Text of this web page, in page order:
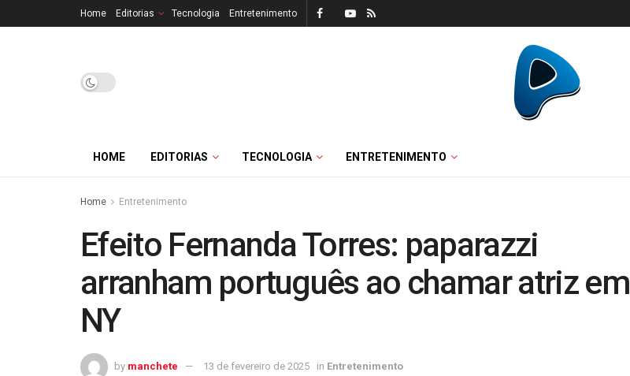
Home Editorias Tecnologia Entretenimento
HOME EDITORIAS TECNOLOGIA ENTRETENIMENTO
Home Entretenimento
Efeito Fernanda Torres: paparazzi
arranham português ao chamar atriz em
NY
by manchete 13 de fevereiro de 2025 in Entretenimento